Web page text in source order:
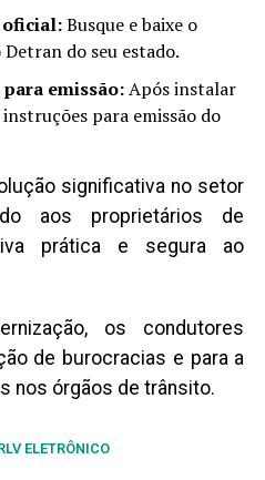
oficial:Busque e baixe o
do seu estado.
emissão:Após instalar
para emissão do
significativa no setor
aos proprietários de
prática e segura ao
os condutores
de burocracias e para a
nos órgãos de trânsito.
ELETRÔNICO